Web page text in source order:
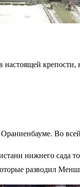
Во
нижнего сада
разводил